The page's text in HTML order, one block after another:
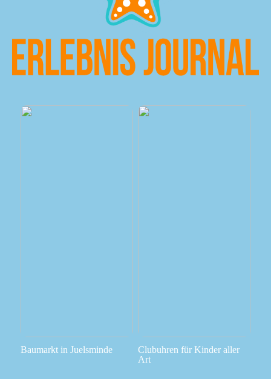
Baumarkt in Juelsminde
Clubuhren für Kinder aller
Art